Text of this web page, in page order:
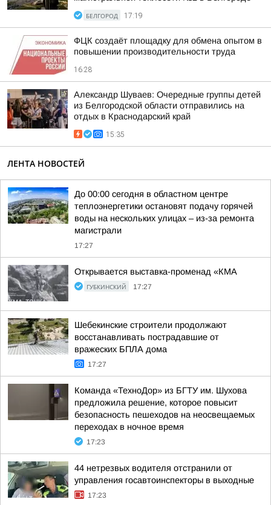
БЕЛГОРОД 17:19
ФЦК создаёт площадку для обмена опытом в
повышении производительности труда
16:28
Александр Шуваев: Очередные группы детей
из Белгородской области отправились на
отдых в Краснодарский край
15:35
ЛЕНТА НОВОСТЕЙ
До 00:00 сегодня в областном центре
теплоэнергетики остановят подачу горячей
воды на нескольких улицах – из-за ремонта
магистрали
17:27
Открывается выставка-променад «КМА
ГУБКИНСКИЙ 17:27
Шебекинские строители продолжают
восстанавливать пострадавшие от
вражеских БПЛА дома
17:27
Команда «ТехноДор» из БГТУ им. Шухова
предложила решение, которое повысит
безопасность пешеходов на неосвещаемых
переходах в ночное время
17:23
44 нетрезвых водителя отстранили от
управления госавтоинспекторы в выходные
17:23